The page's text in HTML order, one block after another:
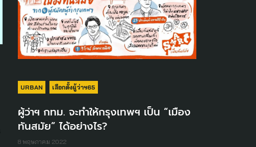
URBAN เลือกตั้งผู้ว่าฯ65
ผู้ว่าฯ กทม. จะทำให้กรุงเทพฯ เป็น “เมือง
ทันสมัย” ได้อย่างไร?
8 พฤษภาคม 2022